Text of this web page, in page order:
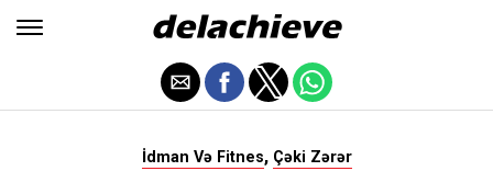
İdman Və Fitnes, Çəki Zərər